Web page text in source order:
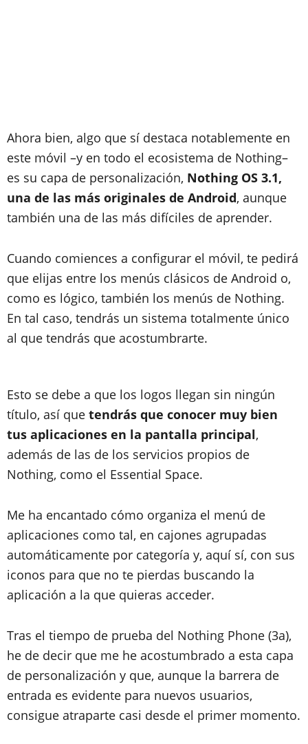
Ahora bien, algo que sí destaca notablemente en
este móvil –y en todo el ecosistema de Nothing–
es su capa de personalización, Nothing OS 3.1,
una de las más originales de Android, aunque
también una de las más difíciles de aprender.
Cuando comiences a configurar el móvil, te pedirá
que elijas entre los menús clásicos de Android o,
como es lógico, también los menús de Nothing.
En tal caso, tendrás un sistema totalmente único
al que tendrás que acostumbrarte.
Esto se debe a que los logos llegan sin ningún
título, así que tendrás que conocer muy bien
tus aplicaciones en la pantalla principal,
además de las de los servicios propios de
Nothing, como el Essential Space.
Me ha encantado cómo organiza el menú de
aplicaciones como tal, en cajones agrupadas
automáticamente por categoría y, aquí sí, con sus
iconos para que no te pierdas buscando la
aplicación a la que quieras acceder.
Tras el tiempo de prueba del Nothing Phone (3a),
he de decir que me he acostumbrado a esta capa
de personalización y que, aunque la barrera de
entrada es evidente para nuevos usuarios,
consigue atraparte casi desde el primer momento.